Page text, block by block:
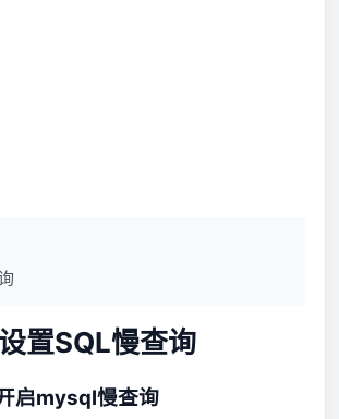
置SQL慢查询
启mysql慢查询